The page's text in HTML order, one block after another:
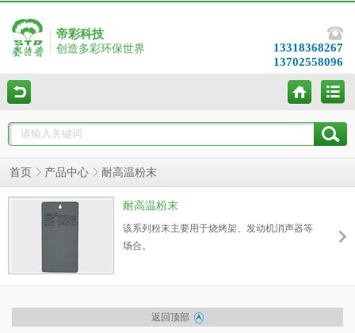
帝彩科技
创造多彩环保世界
13318368267
13702558096
首页 产品中心 耐高温粉末
耐高温粉末
该系列粉末主要用于烧烤架、发动机消声器等
场合。
返回顶部